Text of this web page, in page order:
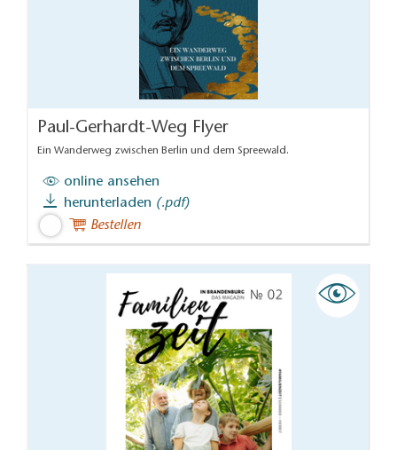
Paul-Gerhardt-Weg Flyer
Ein Wanderweg zwischen Berlin und dem Spreewald.
online ansehen
herunterladen (.pdf)
Bestellen